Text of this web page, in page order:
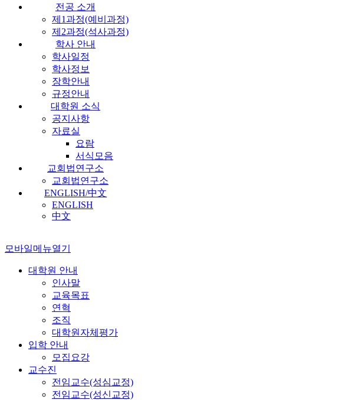
전공 소개
제1과정(예비과정)
제2과정(석사과정)
학사 안내
학사일정
학사정보
장학안내
규정안내
대학원 소식
공지사항
자료실
요람
서식모음
교회법연구소
교회법연구소
ENGLISH/中文
ENGLISH
中文
모바일메뉴열기
대학원 안내
인사말
교육목표
연혁
조직
대학원자체평가
입학 안내
모집요강
교수진
전임교수(성심교정)
전임교수(성신교정)